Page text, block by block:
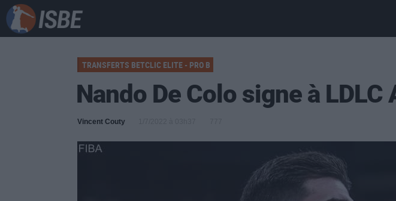
TRANSFERTS BETCLIC ELITE - PRO B
Nando De Colo signe à LDLC
Vincent Couty